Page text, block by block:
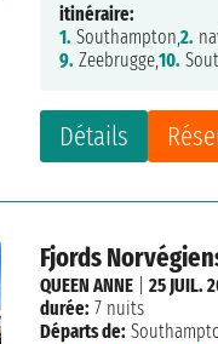
Détails
itinéraire:
1. Southampton,2.
9. Zeebrugge,10.
Fjords
QUEEN ANNE |25 JUIL.
durée: 7 nuits
Départs de: